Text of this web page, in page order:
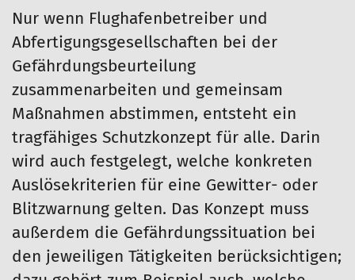
Nur wenn Flughafenbetreiber und
Abfertigungsgesellschaften bei der
Gefährdungsbeurteilung
zusammenarbeiten und gemeinsam
Maßnahmen abstimmen, entsteht ein
tragfähiges Schutzkonzept für alle. Darin
wird auch festgelegt, welche konkreten
Auslösekriterien für eine Gewitter- oder
Blitzwarnung gelten. Das Konzept muss
außerdem die Gefährdungssituation bei
den jeweiligen Tätigkeiten berücksichtigen;